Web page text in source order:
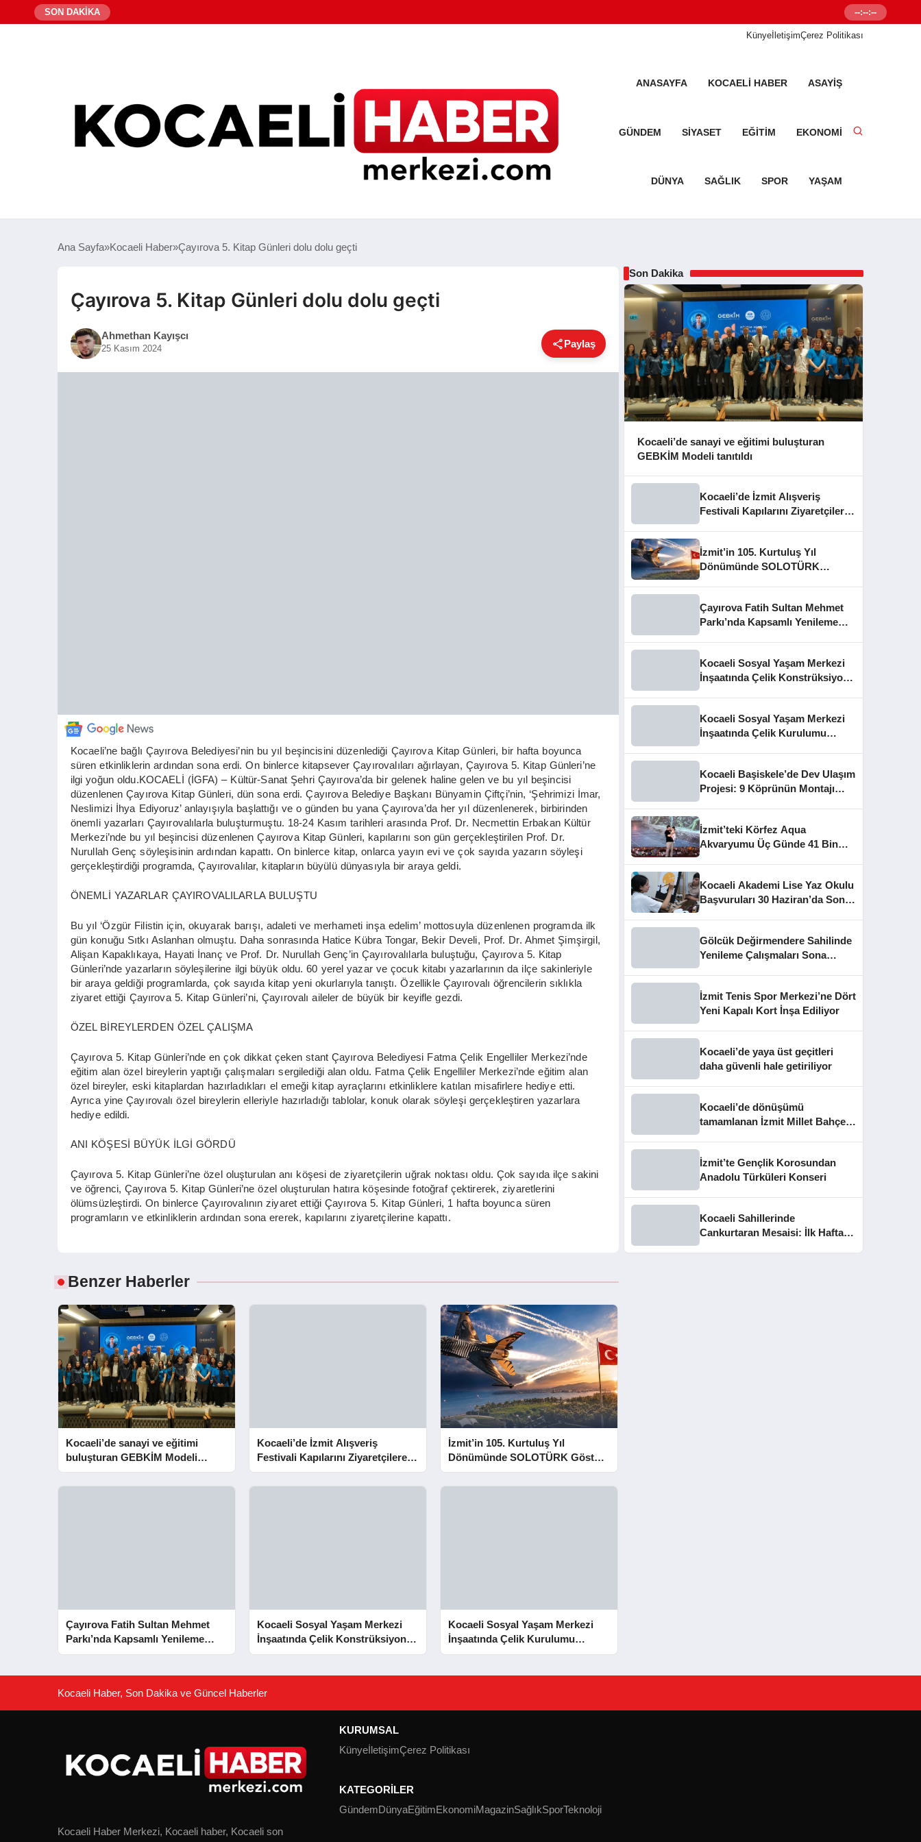
SON DAKİKA Senetleal.com
--:--:--
KünyeİletişimÇerez Politikası
ANASAYFA KOCAELI HABER ASAYIŞ
GÜNDEM SIYASET EĞITIM EKONOMI
DÜNYA SAĞLIK SPOR YAŞAM
Ana Sayfa Kocaeli Haber Çayırova 5. Kitap Günleri dolu dolu geçti
Çayırova 5. Kitap Günleri dolu dolu geçti
Ahmethan Kayışcı
25 Kasım 2024 Paylaş
Kocaeli’ne bağlı Çayırova Belediyesi’nin bu yıl beşincisini düzenlediği Çayırova Kitap Günleri, bir hafta boyunca
süren etkinliklerin ardından sona erdi. On binlerce kitapsever Çayırovalıları ağırlayan, Çayırova 5. Kitap Günleri’ne
ilgi yoğun oldu.KOCAELİ (İGFA) – Kültür-Sanat Şehri Çayırova’da bir gelenek haline gelen ve bu yıl beşincisi
düzenlenen Çayırova Kitap Günleri, dün sona erdi. Çayırova Belediye Başkanı Bünyamin Çiftçi’nin, ‘Şehrimizi İmar,
Neslimizi İhya Ediyoruz’ anlayışıyla başlattığı ve o günden bu yana Çayırova’da her yıl düzenlenerek, birbirinden
önemli yazarları Çayırovalılarla buluşturmuştu. 18-24 Kasım tarihleri arasında Prof. Dr. Necmettin Erbakan Kültür
Merkezi’nde bu yıl beşincisi düzenlenen Çayırova Kitap Günleri, kapılarını son gün gerçekleştirilen Prof. Dr.
Nurullah Genç söyleşisinin ardından kapattı. On binlerce kitap, onlarca yayın evi ve çok sayıda yazarın söyleşi
gerçekleştirdiği programda, Çayırovalılar, kitapların büyülü dünyasıyla bir araya geldi.
ÖNEMLİ YAZARLAR ÇAYIROVALILARLA BULUŞTU
Bu yıl ‘Özgür Filistin için, okuyarak barışı, adaleti ve merhameti inşa edelim’ mottosuyla düzenlenen programda ilk
gün konuğu Sıtkı Aslanhan olmuştu. Daha sonrasında Hatice Kübra Tongar, Bekir Develi, Prof. Dr. Ahmet Şimşirgil,
Alişan Kapaklıkaya, Hayati İnanç ve Prof. Dr. Nurullah Genç’in Çayırovalılarla buluştuğu, Çayırova 5. Kitap
Günleri’nde yazarların söyleşilerine ilgi büyük oldu. 60 yerel yazar ve çocuk kitabı yazarlarının da ilçe sakinleriyle
bir araya geldiği programlarda, çok sayıda kitap yeni okurlarıyla tanıştı. Özellikle Çayırovalı öğrencilerin sıklıkla
ziyaret ettiği Çayırova 5. Kitap Günleri’ni, Çayırovalı aileler de büyük bir keyifle gezdi.
ÖZEL BİREYLERDEN ÖZEL ÇALIŞMA
Çayırova 5. Kitap Günleri’nde en çok dikkat çeken stant Çayırova Belediyesi Fatma Çelik Engelliler Merkezi’nde
eğitim alan özel bireylerin yaptığı çalışmaları sergilediği alan oldu. Fatma Çelik Engelliler Merkezi’nde eğitim alan
özel bireyler, eski kitaplardan hazırladıkları el emeği kitap ayraçlarını etkinliklere katılan misafirlere hediye etti.
Ayrıca yine Çayırovalı özel bireylerin elleriyle hazırladığı tablolar, konuk olarak söyleşi gerçekleştiren yazarlara
hediye edildi.
ANI KÖŞESİ BÜYÜK İLGİ GÖRDÜ
Çayırova 5. Kitap Günleri’ne özel oluşturulan anı köşesi de ziyaretçilerin uğrak noktası oldu. Çok sayıda ilçe sakini
ve öğrenci, Çayırova 5. Kitap Günleri’ne özel oluşturulan hatıra köşesinde fotoğraf çektirerek, ziyaretlerini
ölümsüzleştirdi. On binlerce Çayırovalının ziyaret ettiği Çayırova 5. Kitap Günleri, 1 hafta boyunca süren
programların ve etkinliklerin ardından sona ererek, kapılarını ziyaretçilerine kapattı.
Benzer Haberler
Kocaeli’de sanayi ve eğitimi
buluşturan GEBKİM Modeli
tanıtıldı
Kocaeli’de İzmit Alışveriş
Festivali Kapılarını Ziyaretçilere
Açtı
İzmit’in 105. Kurtuluş Yıl
Dönümünde SOLOTÜRK Gösteri
Yapacak
Çayırova Fatih Sultan Mehmet
Parkı’nda Kapsamlı Yenileme
Başladı
Kocaeli Sosyal Yaşam Merkezi
İnşaatında Çelik Konstrüksiyon
Aşaması Tamamlandı
Kocaeli Sosyal Yaşam Merkezi
İnşaatında Çelik Kurulumu
Tamamlandı
Son Dakika
Kocaeli’de sanayi ve eğitimi buluşturan
GEBKİM Modeli tanıtıldı
Kocaeli’de İzmit Alışveriş
Festivali Kapılarını Ziyaretçilere
İzmit’in 105. Kurtuluş Yıl
Dönümünde SOLOTÜRK
Çayırova Fatih Sultan Mehmet
Parkı’nda Kapsamlı Yenileme
Kocaeli Sosyal Yaşam Merkezi
İnşaatında Çelik Konstrüksiyon
Kocaeli Sosyal Yaşam Merkezi
İnşaatında Çelik Kurulumu
Kocaeli Başiskele’de Dev Ulaşım
Projesi: 9 Köprünün Montajı
İzmit’teki Körfez Aqua
Akvaryumu Üç Günde 41 Bin
Kocaeli Akademi Lise Yaz Okulu
Başvuruları 30 Haziran’da Sona
Gölcük Değirmendere Sahilinde
Yenileme Çalışmaları Sona
İzmit Tenis Spor Merkezi’ne Dört
Yeni Kapalı Kort İnşa Ediliyor
Kocaeli’de yaya üst geçitleri
daha güvenli hale getiriliyor
Kocaeli’de dönüşümü
tamamlanan İzmit Millet Bahçesi
İzmit’te Gençlik Korosundan
Anadolu Türküleri Konseri
Kocaeli Sahillerinde
Cankurtaran Mesaisi: İlk Haftada
Kocaeli Haber, Son Dakika ve Güncel Haberler
Kocaeli Haber Merkezi, Kocaeli haber, Kocaeli son
KURUMSAL
KünyeİletişimÇerez Politikası
KATEGORİLER
GündemDünyaEğitimEkonomiMagazinSağlıkSporTeknoloji